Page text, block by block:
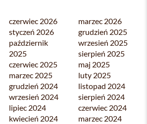
czerwiec 2026
marzec 2026
styczeń 2026
grudzień 2025
październik
2025
wrzesień 2025
sierpień 2025
czerwiec 2025
maj 2025
marzec 2025
luty 2025
grudzień 2024
listopad 2024
wrzesień 2024
sierpień 2024
lipiec 2024
czerwiec 2024
kwiecień 2024
marzec 2024